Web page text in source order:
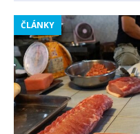
ČLÁNKY